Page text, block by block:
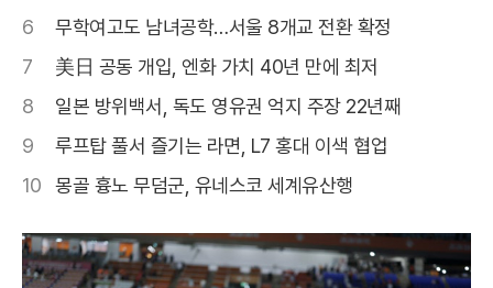
6
무학여고도 남녀공학…서울 8개교 전환 확정
7
美日 공동 개입, 엔화 가치 40년 만에 최저
8
일본 방위백서, 독도 영유권 억지 주장 22년째
9
루프탑 풀서 즐기는 라면, L7 홍대 이색 협업
10
몽골 흉노 무덤군, 유네스코 세계유산행